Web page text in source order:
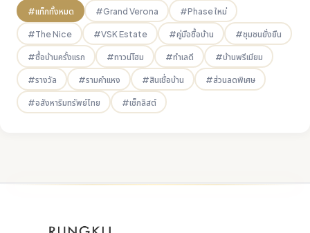
#แท็กทั้งหมด #Grand Verona #Phase ใหม่
#The Nice #VSK Estate #คู่มือซื้อบ้าน #ชุมชนยั่งยืน
#ซื้อบ้านครั้งแรก #ทาวน์โฮม #ทำเลดี #บ้านพรีเมียม
#รางวัล #รามคำแหง #สินเชื่อบ้าน #ส่วนลดพิเศษ
#อสังหาริมทรัพย์ไทย #เช็กลิสต์